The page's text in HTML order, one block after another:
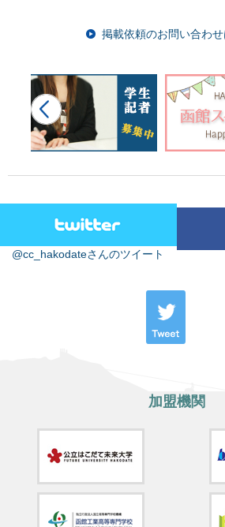
掲載依頼のお問い合わ
@cc_hakodateさんのツイート
加盟機関